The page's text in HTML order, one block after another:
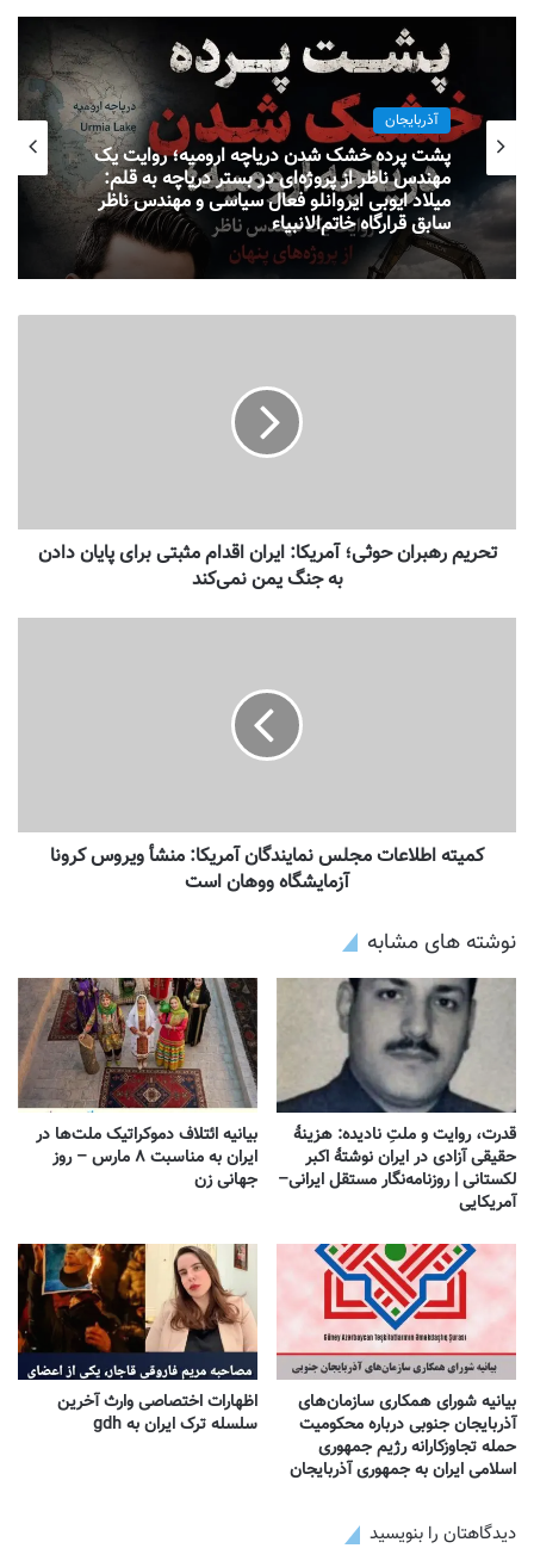
آذربایجان
پشت پرده خشک شدن دریاچه ارومیه؛ روایت یک
مهندس ناظر از پروژه‌ای در بستر دریاچه به قلم:
میلاد ایوبی ایروانلو فعال سیاسی و مهندس ناظر
سابق قرارگاه خاتم‌الانبیاء
تحریم رهبران حوثی‌؛ آمریکا: ایران اقدام مثبتی برای پایان دادن
به جنگ یمن نمی‌کند
کمیته اطلاعات مجلس نمایندگان آمریکا: منشأ ویروس کرونا
آزمایشگاه ووهان است
نوشته های مشابه
قدرت، روایت و ملتِ نادیده: هزینهٔ
حقیقی آزادی در ایران نوشتهٔ اکبر
لکستانی | روزنامه‌نگار مستقل ایرانی–
آمریکایی
بیانیه ائتلاف دموکراتیک ملت‌ها در
ایران به مناسبت ۸ مارس – روز
جهانی زن
بیانیه شورای همکاری سازمان‌های
آذربایجان جنوبی درباره محکومیت
حمله تجاوزکارانه رژیم جمهوری
اسلامی ایران به جمهوری آذربایجان
اظهارات اختصاصی وارث آخرین
سلسله ترک ایران به gdh
دیدگاهتان را بنویسید